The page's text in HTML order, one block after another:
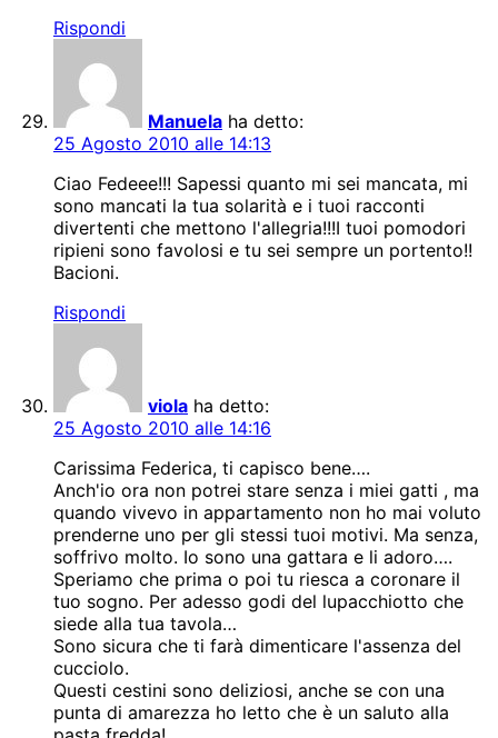
Rispondi
Manuela ha detto:
25 Agosto 2010 alle 14:13
Ciao Fedeee!!! Sapessi quanto mi sei mancata, mi
sono mancati la tua solarità e i tuoi racconti
divertenti che mettono l'allegria!!!I tuoi pomodori
ripieni sono favolosi e tu sei sempre un portento!!
Bacioni.
Rispondi
viola ha detto:
25 Agosto 2010 alle 14:16
Carissima Federica, ti capisco bene….
Anch'io ora non potrei stare senza i miei gatti , ma
quando vivevo in appartamento non ho mai voluto
prenderne uno per gli stessi tuoi motivi. Ma senza,
soffrivo molto. Io sono una gattara e li adoro….
Speriamo che prima o poi tu riesca a coronare il
tuo sogno. Per adesso godi del lupacchiotto che
siede alla tua tavola…
Sono sicura che ti farà dimenticare l'assenza del
cucciolo.
Questi cestini sono deliziosi, anche se con una
punta di amarezza ho letto che è un saluto alla